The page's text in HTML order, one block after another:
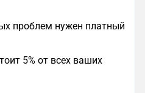
проблем нужен платный
5% от всех ваших